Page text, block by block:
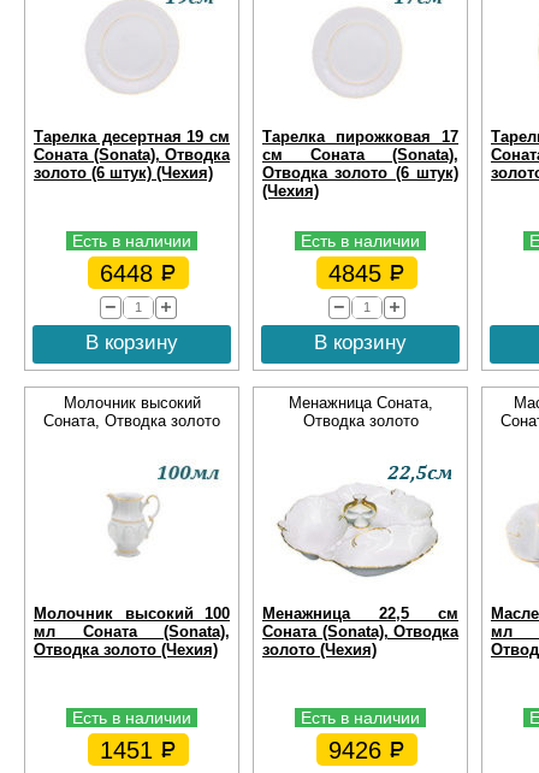
Тарелка десертная 19 см
Соната (Sonata), Отводка
золото (6 штук) (Чехия)
Есть в наличии
6448
В корзину
Тарелка пирожковая 17
см Соната (Sonata),
Отводка золото (6 штук)
(Чехия)
Есть в наличии
4845
В корзину
Молочник высокий
Соната, Отводка золото
Молочник высокий 100
мл Соната (Sonata),
Отводка золото (Чехия)
Есть в наличии
1451
Менажница Соната,
Отводка золото
Менажница 22,5 см
Соната (Sonata), Отводка
золото (Чехия)
Есть в наличии
9426
мл